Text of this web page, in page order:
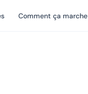
Comment ça marche